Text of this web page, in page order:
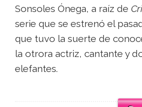
Sonsoles Ónega, a raíz de
serie que se estrenó el
que tuvo la suerte de
la otrora actriz, cantante y
elefantes.